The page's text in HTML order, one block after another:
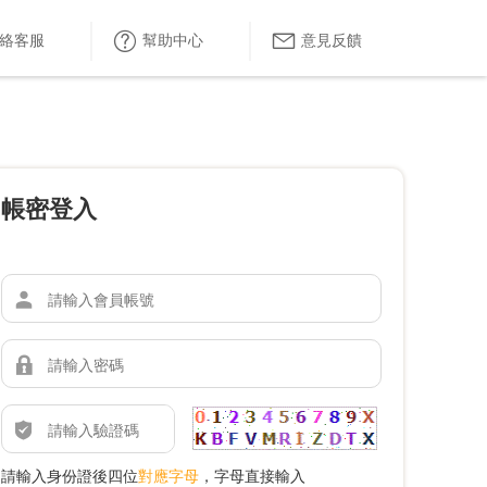
客服 幫助中心 意見反饋
帳密登入
請輸入身份證後四位對應字母 ，字母直接輸入